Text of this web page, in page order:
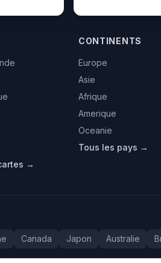
→
CONTINENTS
Europe
Asie
Afrique
Amerique
Oceanie
Tous les pays →
Canada Japon Australie